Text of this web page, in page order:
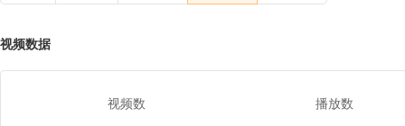
视频数据
视频数 播放数